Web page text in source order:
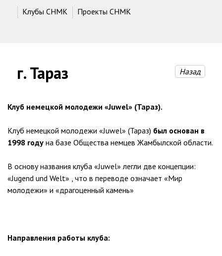
г. Тараз Назад
Клуб немецкой молодежи «Juwel» (Тараз).
Клуб немецкой молодежи «Juwel» (Тараз) был основан в
1998 году на базе Общества немцев Жамбылской области.
В основу названия клуба «Juwel» легли две концепции:
«Jugend und Welt» , что в переводе означает «Мир
молодежи» и «драгоценный камень»
Направления работы клуба:
Клубы СНМК Проекты СНМК